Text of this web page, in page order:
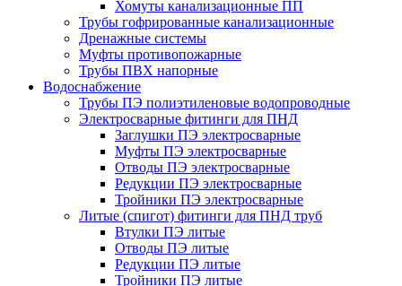
Хомуты канализационные ПП
Трубы гофрированные канализационные
Дренажные системы
Муфты противопожарные
Трубы ПВХ напорные
Водоснабжение
Трубы ПЭ полиэтиленовые водопроводные
Электросварные фитинги для ПНД
Заглушки ПЭ электросварные
Муфты ПЭ электросварные
Отводы ПЭ электросварные
Редукции ПЭ электросварные
Тройники ПЭ электросварные
Литые (спигот) фитинги для ПНД труб
Втулки ПЭ литые
Отводы ПЭ литые
Редукции ПЭ литые
Тройники ПЭ литые